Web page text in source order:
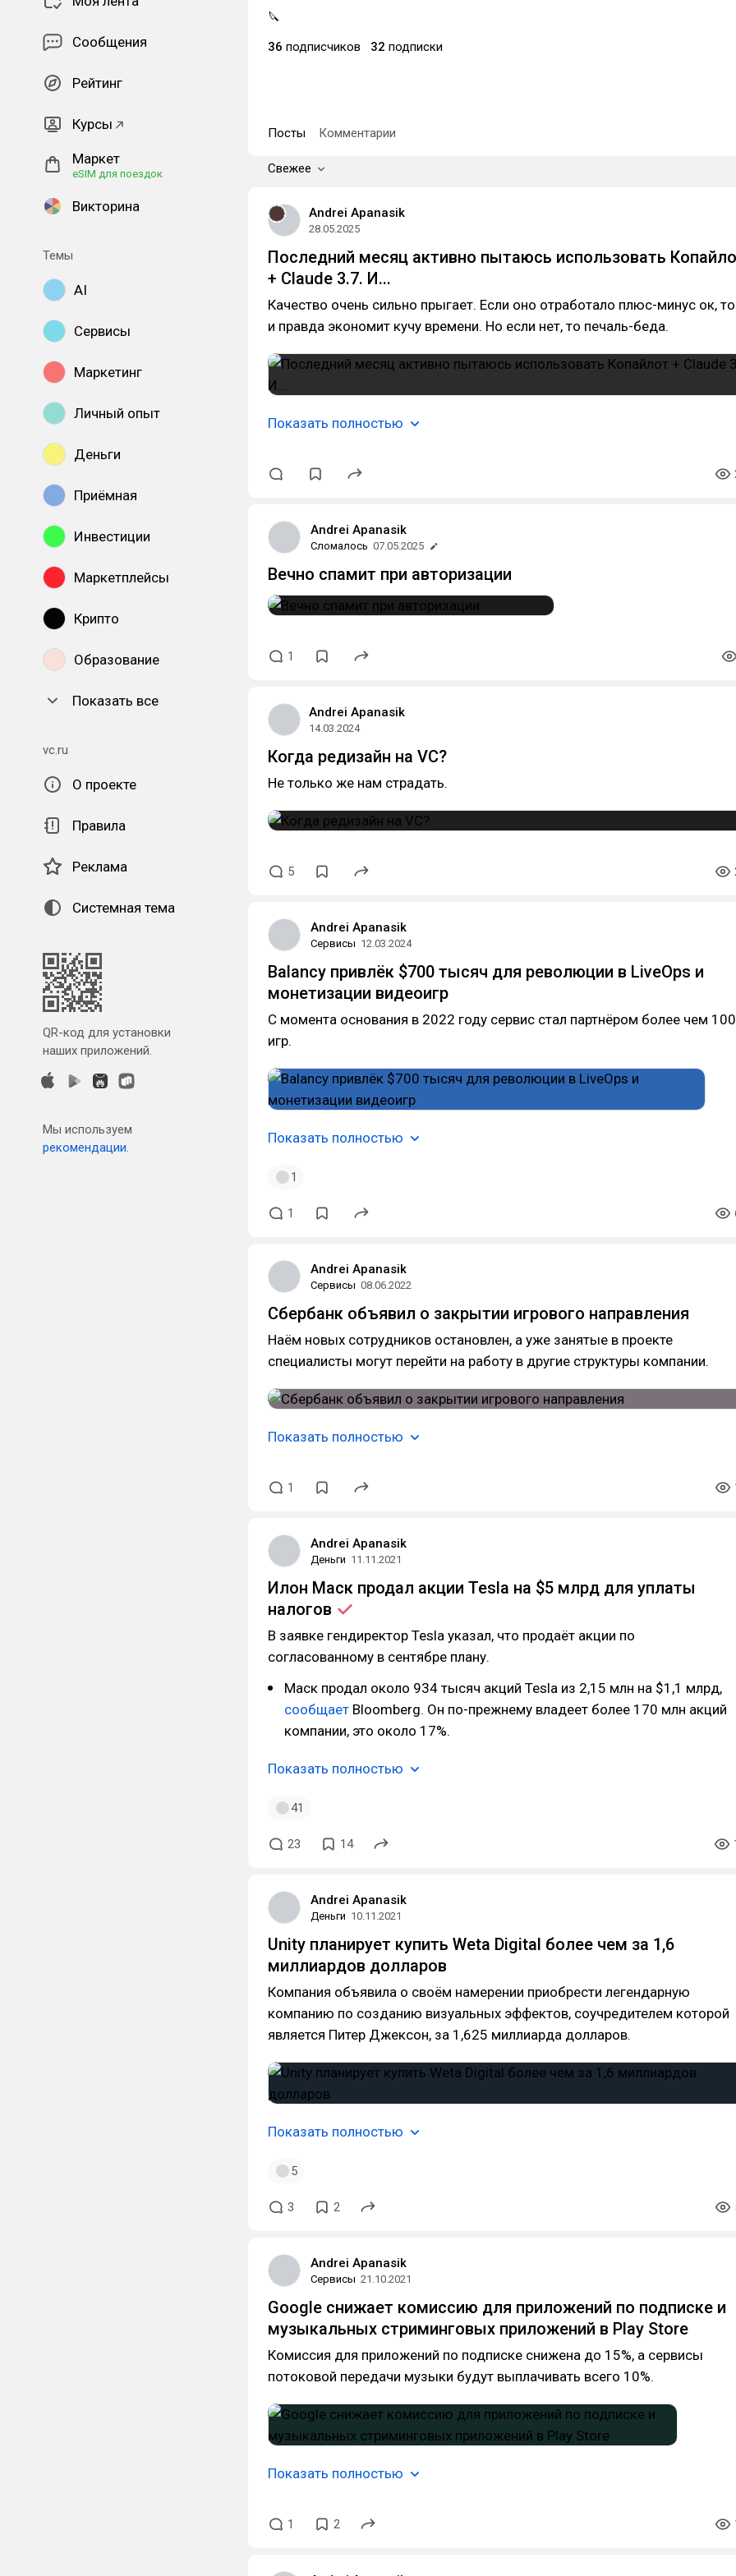
Сообщения
Рейтинг
Курсы
Маркет
eSIM для поездок
Викторина
Темы
AI
Сервисы
Маркетинг
Личный опыт
Деньги
Приёмная
Инвестиции
Маркетплейсы
Крипто
Образование
Показать все
vc.ru
О проекте
Правила
Реклама
Системная тема
QR-код для установки
наших приложений.
Мы используем
рекомендации.
🔪
36 подписчиков 32 подписки
Посты Комментарии
Свежее
Andrei Apanasik
28.05.2025
Последний месяц активно пытаюсь использовать
+ Claude 3.7. И...
Качество очень сильно прыгает. Если оно отработало плюс-минус ок, то
и правда экономит кучу времени. Но если нет, то печаль-беда.
Показать полностью
Andrei Apanasik
Сломалось 07.05.2025
Вечно спамит при авторизации
1
Andrei Apanasik
14.03.2024
Когда редизайн на VC?
Не только же нам страдать.
5
Andrei Apanasik
Сервисы 12.03.2024
Balancy привлёк $700 тысяч для революции в LiveOps и
монетизации видеоигр
С момента основания в 2022 году сервис стал партнёром более чем 100
игр.
Показать полностью
1
1
Andrei Apanasik
Сервисы 08.06.2022
Сбербанк объявил о закрытии игрового направления
Наём новых сотрудников остановлен, а уже занятые в проекте
специалисты могут перейти на работу в другие структуры компании.
Показать полностью
1
Andrei Apanasik
Деньги 11.11.2021
Илон Маск продал акции Tesla на $5 млрд для уплаты
налогов
В заявке гендиректор Tesla указал, что продаёт акции по
согласованному в сентябре плану.
Маск продал около 934 тысяч акций Tesla из 2,15 млн на $1,1 млрд,
сообщает Bloomberg. Он по-прежнему владеет более 170 млн акций
компании, это около 17%.
Показать полностью
41
23 14
Andrei Apanasik
Деньги 10.11.2021
Unity планирует купить Weta Digital более чем за 1,6
миллиардов долларов
Компания объявила о своём намерении приобрести легендарную
компанию по созданию визуальных эффектов, соучредителем которой
является Питер Джексон, за 1,625 миллиарда долларов.
Показать полностью
5
3 2
Andrei Apanasik
Сервисы 21.10.2021
Google снижает комиссию для приложений по подписке и
музыкальных стриминговых приложений в Play Store
Комиссия для приложений по подписке снижена до 15%, а сервисы
потоковой передачи музыки будут выплачивать всего 10%.
Показать полностью
1 2